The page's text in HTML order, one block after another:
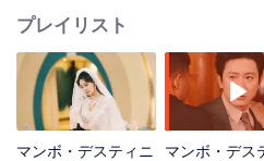
——二人の魂がはるか昔から結ばれてい
の絆は運命を解き放つ鍵となるのか、そ
か？
プレイリスト
マンボ・デスティニ
マンボ・デス